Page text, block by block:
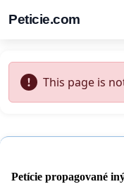
Peticie.com
This page is
Petície propagované